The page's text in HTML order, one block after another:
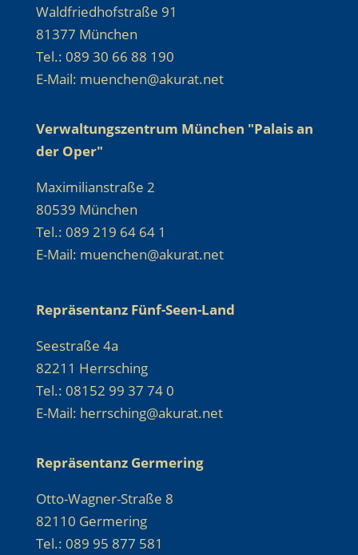
Waldfriedhofstraße 91
81377 München
Tel.: 089 30 66 88 190
E-Mail: muenchen@akurat.net
Verwaltungszentrum München "Palais an
der Oper"
Maximilianstraße 2
80539 München
Tel.: 089 219 64 64 1
E-Mail: muenchen@akurat.net
Repräsentanz Fünf-Seen-Land
Seestraße 4a
82211 Herrsching
Tel.: 08152 99 37 74 0
E-Mail: herrsching@akurat.net
Repräsentanz Germering
Otto-Wagner-Straße 8
82110 Germering
Tel.: 089 95 877 581